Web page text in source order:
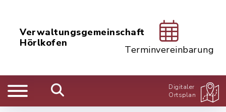
Verwaltungsgemeinschaft
Hörlkofen
Terminvereinbarung
Digitaler
Ortsplan